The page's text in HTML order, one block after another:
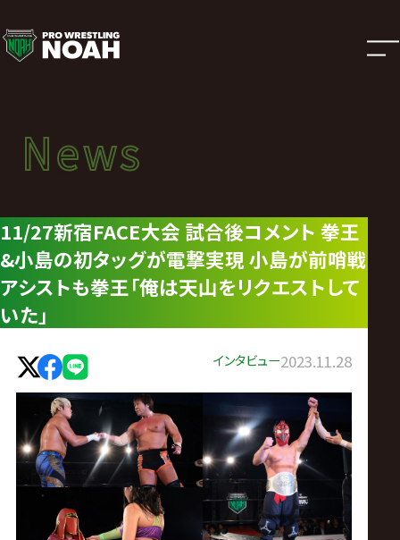
ニ
ュ
ー
ス
|
プ
ロ
レ
ス
リ
News
ニュース
News
11/27新宿FACE大会 試合後コメント 拳王
&小島の初タッグが電撃実現 小島が前哨戦
アシストも拳王「俺は天山をリクエストして
いた」
インタビュー2023.11.28